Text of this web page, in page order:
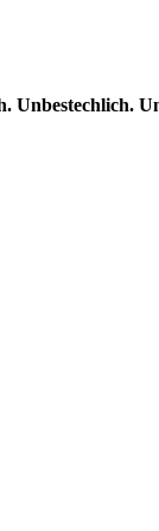
Unbestechlich.